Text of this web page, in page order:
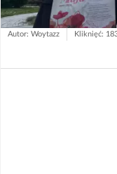
Autor: Woytazz Kliknięć: